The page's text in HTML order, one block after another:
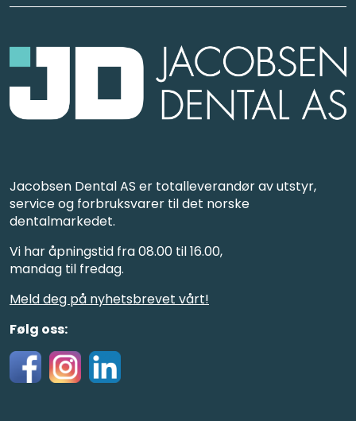
Jacobsen Dental AS er totalleverandør av utstyr,
service og forbruksvarer til det norske
dentalmarkedet.
Vi har åpningstid fra 08.00 til 16.00,
mandag til fredag.
Meld deg på nyhetsbrevet vårt!
Følg oss: